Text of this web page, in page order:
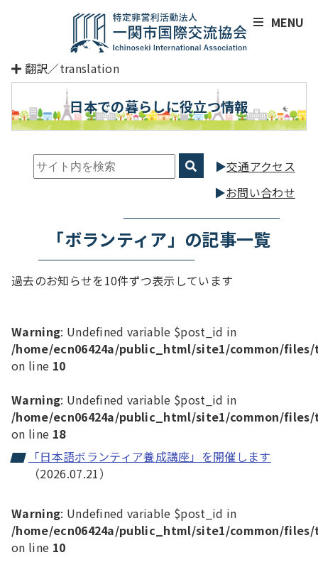
翻訳／translation
日本での暮らしに役立つ情報
交通アクセス
お問い合わせ
MENU
「ボランティア」の記事一覧
過去のお知らせを10件ずつ表示しています
Warning: Undefined variable $post_id in
/home/ecn06424a/public_html/site1/common/
on line 10
Warning: Undefined variable $post_id in
/home/ecn06424a/public_html/site1/common/
on line 18
「日本語ボランティア養成講座」を開催します
（2026.07.21）
Warning: Undefined variable $post_id in
/home/ecn06424a/public_html/site1/common/
on line 10